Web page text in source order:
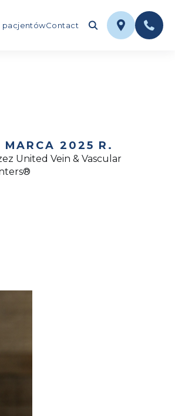
pacjentówContact
MARCA 2025 R.
United Vein & Vascular